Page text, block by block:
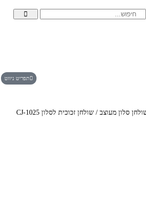
תפריט ניווט
סלון מעוצב/ שולחן זכוכית לסלון CJ-1025